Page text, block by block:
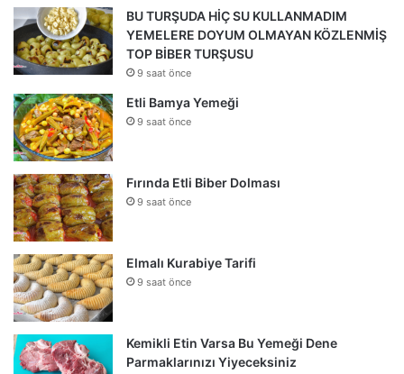
BU TURŞUDA HİÇ SU KULLANMADIM
YEMELERE DOYUM OLMAYAN KÖZLENMİŞ
TOP BİBER TURŞUSU
9 saat önce
Etli Bamya Yemeği
9 saat önce
Fırında Etli Biber Dolması
9 saat önce
Elmalı Kurabiye Tarifi
9 saat önce
Kemikli Etin Varsa Bu Yemeği Dene
Parmaklarınızı Yiyeceksiniz